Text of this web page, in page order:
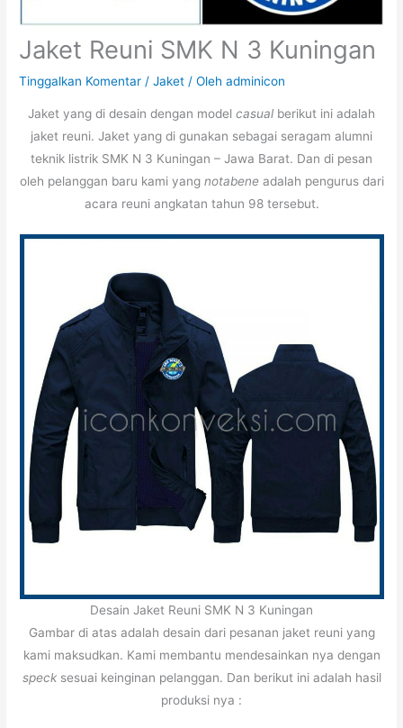
Jaket Reuni SMK N 3 Kuningan
Tinggalkan Komentar /Jaket / Olehadminicon
Jaket yang di desain dengan model casual berikut ini adalah
jaket reuni. Jaket yang di gunakan sebagai seragam alumni
teknik listrik SMK N 3 Kuningan – Jawa Barat. Dan di pesan
oleh pelanggan baru kami yang notabeneadalah pengurus dari
acara reuni angkatan tahun 98 tersebut.
Desain Jaket Reuni SMK N 3 Kuningan
Gambar di atas adalah desain dari pesanan jaket reuni yang
kami maksudkan. Kami membantu mendesainkan nya dengan
specksesuai keinginan pelanggan. Dan berikut ini adalah hasil
produksi nya :